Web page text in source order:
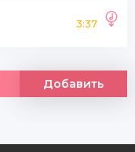
3:37
Добавить